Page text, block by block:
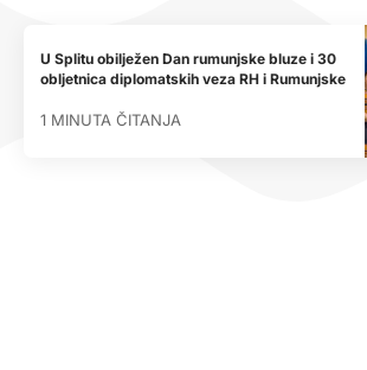
U Splitu obilježen Dan rumunjske bluze i 30
obljetnica diplomatskih veza RH i Rumunjske
1 MINUTA ČITANJA